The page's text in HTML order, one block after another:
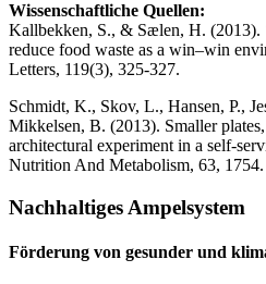
Wissenschaftliche Quellen:
Kallbekken, S., & Sælen, H. (2013).
reduce food waste as a win–win
Letters, 119(3), 325-327.
Schmidt, K., Skov, L., Hansen, P.,
Mikkelsen, B. (2013). Smaller
architectural experiment in a self-
Nutrition And Metabolism, 63, 1754.
Nachhaltiges Ampelsystem
Förderung von gesunder und